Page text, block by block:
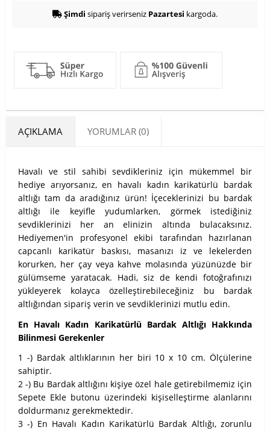
Şimdi sipariş verirseniz Pazartesi kargoda.
AÇIKLAMA YORUMLAR (0)
Havalı ve stil sahibi sevdikleriniz için mükemmel bir
hediye arıyorsanız, en havalı kadın karikatürlü bardak
altlığı tam da aradığınız ürün! İçeceklerinizi bu bardak
altlığı ile keyifle yudumlarken, görmek istediğiniz
sevdiklerinizi her an elinizin altında bulacaksınız.
Hediyemen'in profesyonel ekibi tarafından hazırlanan
capcanlı karikatür baskısı, masanızı iz ve lekelerden
korurken, her çay veya kahve molasında yüzünüzde bir
gülümseme yaratacak. Hadi, siz de kendi fotoğrafınızı
yükleyerek kolayca özelleştirebileceğiniz bu bardak
altlığından sipariş verin ve sevdiklerinizi mutlu edin.
En Havalı Kadın Karikatürlü Bardak Altlığı Hakkında
Bilinmesi Gerekenler
1 -) Bardak altlıklarının her biri 10 x 10 cm. Ölçülerine
sahiptir.
2 -) Bu Bardak altlığını kişiye özel hale getirebilmemiz için
Sepete Ekle butonu üzerindeki kişiselleştirme alanlarını
doldurmanız gerekmektedir.
3 -) En Havalı Kadın Karikatürlü Bardak Altlığı, zorunlu